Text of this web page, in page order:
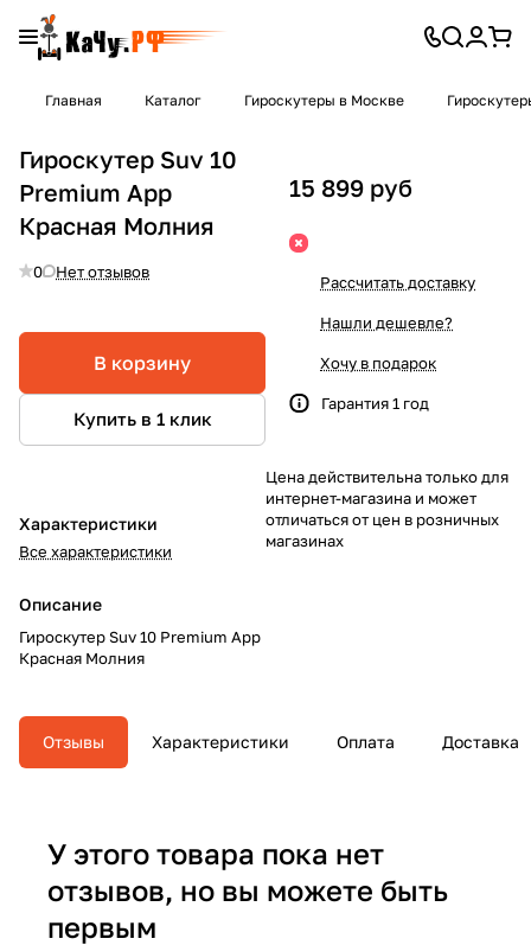
Главная Каталог Гироскутеры в Москве
Гироскутер Suv 10
Premium App
Красная Молния
0 Нет отзывов
В корзину
Купить в 1 клик
Характеристики
Все характеристики
Описание
Гироскутер Suv 10 Premium App
Красная Молния
15 899 руб
Рассчитать доставку
Нашли дешевле?
Хочу в подарок
Гарантия 1 год
Цена действительна только для
интернет-магазина и может
отличаться от цен в розничных
магазинах
Отзывы Характеристики Оплата Доставка
У этого товара пока нет
отзывов, но вы можете быть
первым